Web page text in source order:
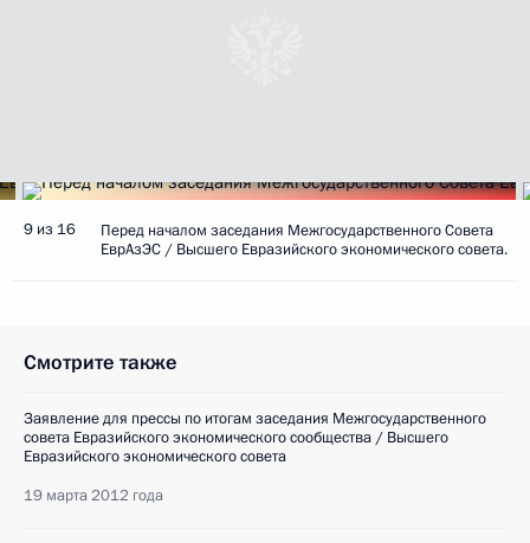
9 из 16
Перед началом заседания Межгосударственного Совета
ЕврАзЭС / Высшего Евразийского экономического совета.
Смотрите также
Заявление для прессы по итогам заседания Межгосударственного
совета Евразийского экономического сообщества / Высшего
Евразийского экономического совета
19 марта 2012 года